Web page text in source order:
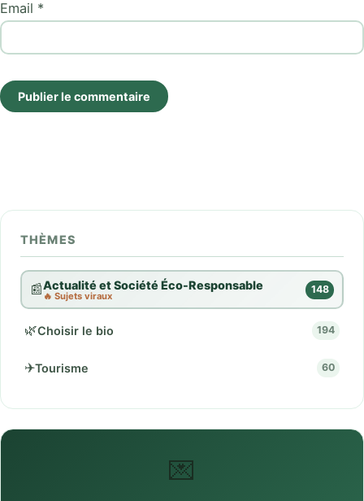
Email *
Publier le commentaire
THÈMES
📰Actualité et Société Éco-Responsable
🔥 Sujets viraux
148
🌿Choisir le bio 194
✈️Tourisme 60
💌